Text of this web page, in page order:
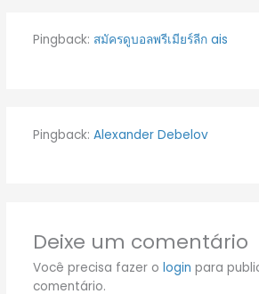
Pingback: สมัครดูบอลพรีเมียร์ลีก ais
Pingback: Alexander Debelov
Deixe um comentário
Você precisa fazer o login para
comentário.